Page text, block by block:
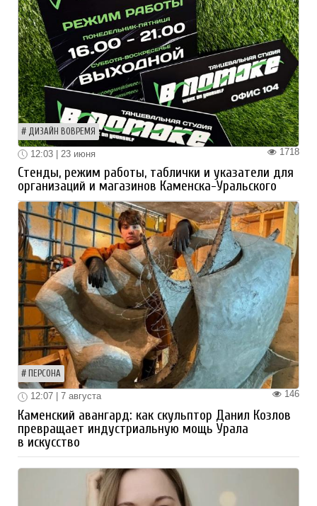
ДИЗАЙН ВОВРЕМЯ
1718
12:03 | 23 июня
Стенды, режим работы, таблички и указатели для
организаций и магазинов Каменска-Уральского
ПЕРСОНА
146
12:07 | 7 августа
Каменский авангард: как скульптор Данил Козлов
превращает индустриальную мощь Урала
в искусство